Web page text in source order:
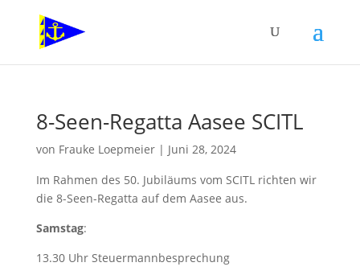
8-Seen-Regatta Aasee SCITL
von Frauke Loepmeier| Juni 28, 2024
Im Rahmen des 50. Jubiläums vom SCITL richten wir
die 8-Seen-Regatta auf dem Aasee aus.
Samstag:
13.30 Uhr Steuermannbesprechung